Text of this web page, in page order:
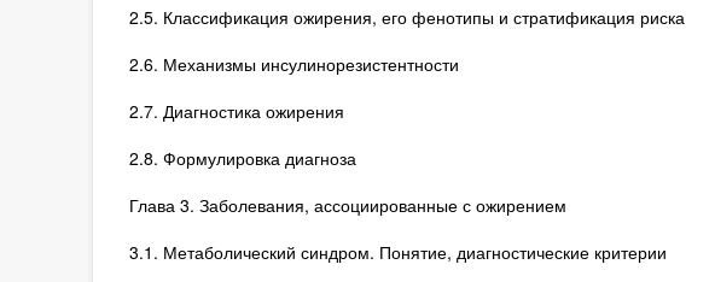
2.5. Классификация ожирения, его фенотипы и стратификация риска
2.6. Механизмы инсулинорезистентности
2.7. Диагностика ожирения
2.8. Формулировка диагноза
Глава 3. Заболевания, ассоциированные с ожирением
3.1. Метаболический синдром. Понятие, диагностические критерии